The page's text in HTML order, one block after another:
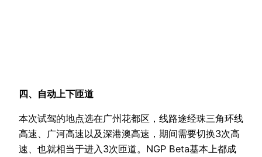
四、自动上下匝道
本次试驾的地点选在广州花都区，线路途经珠三角环线
高速、广河高速以及深港澳高速，期间需要切换3次高
速、也就相当于进入3次匝道。NGP Beta基本上都成